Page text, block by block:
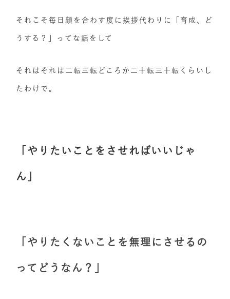
それこそ毎日顔を合わす度に挨拶代わりに「育成、ど
うする？」ってな話をして
それはそれは二転三転どころか二十転三十転くらいし
たわけで。
「やりたいことをさせればいいじゃ
ん」
「やりたくないことを無理にさせるの
ってどうなん？」